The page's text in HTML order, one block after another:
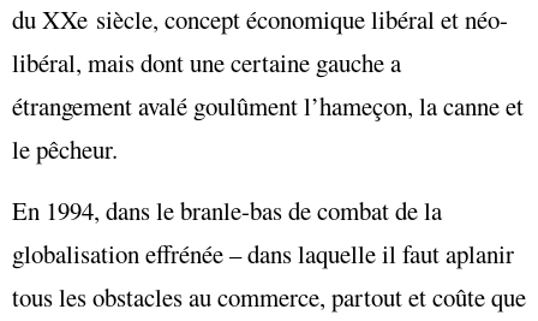
du XXe siècle, concept économique libéral et néo-
libéral, mais dont une certaine gauche a
étrangement avalé goulûment l’hameçon, la canne et
le pêcheur.
En 1994, dans le branle-bas de combat de la
globalisation effrénée – dans laquelle il faut aplanir
tous les obstacles au commerce, partout et coûte que